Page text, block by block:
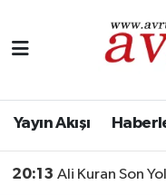
Yayın Akışı
20:13 Ali Kuran Son
Yayın Akışı
Haberler
Nöbetçi
Hava Durumu